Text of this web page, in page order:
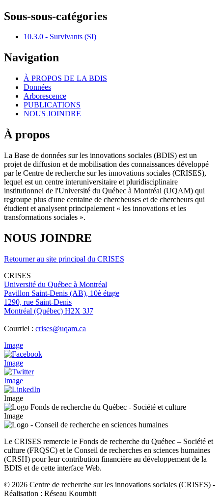
Sous-sous-catégories
10.3.0 - Survivants (SI)
Navigation
À PROPOS DE LA BDIS
Données
Arborescence
PUBLICATIONS
NOUS JOINDRE
À propos
La Base de données sur les innovations sociales (BDIS) est un
projet de diffusion et de mobilisation des connaissances développé
par le Centre de recherche sur les innovations sociales (CRISES),
lequel est un centre interuniversitaire et pluridisciplinaire
institutionnel de l'Université du Québec à Montréal (UQAM) qui
regroupe plus d'une centaine de chercheuses et de chercheurs qui
étudient et analysent principalement « les innovations et les
transformations sociales ».
NOUS JOINDRE
Retourner au site principal du CRISES
CRISES
Université du Québec à Montréal
Pavillon Saint-Denis (AB), 10è étage
1290, rue Saint-Denis
Montréal (Québec) H2X 3J7
Courriel : crises@uqam.ca
Image
Image
Image
Image
Image
Le CRISES remercie le Fonds de recherche du Québec – Société et
culture (FRQSC) et le Conseil de recherches en sciences humaines
(CRSH) pour leur contribution financière au développement de la
BDIS et de cette interface Web.
© 2026 Centre de recherche sur les innovations sociales (CRISES) -
Réalisation : Réseau Koumbit